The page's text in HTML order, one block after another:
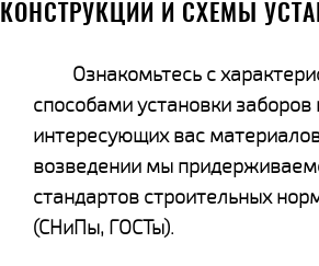
КОНСТРУКЦИИ И СХЕМЫ
Ознакомьтесь с
способами установки заборов
интересующих вас
возведении мы
стандартов строительных
(СНиПы, ГОСТы).